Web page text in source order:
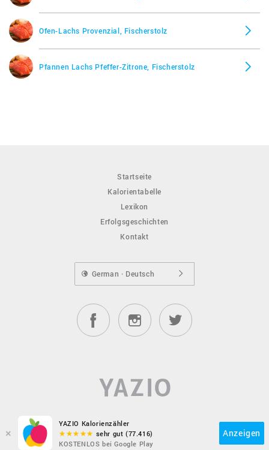
Ofen-Lachs Provenzial, Fischerstolz
Pfannen Lachs Pfeffer-Zitrone, Fischerstolz
Startseite
Kalorientabelle
Lexikon
Erfolgsgeschichten
Kontakt
German · Deutsch
×
YAZIO Kalorienzähler
sehr gut (77.416)
KOSTENLOS bei Google Play
Anzeigen